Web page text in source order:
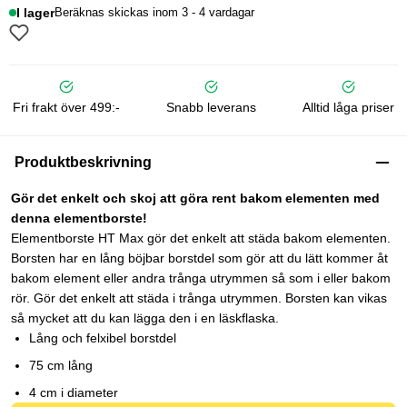
I lagerBeräknas skickas inom 3 - 4 vardagar
Fri frakt över 499:- Snabb leverans Alltid låga priser
Produktbeskrivning
Gör det enkelt och skoj att göra rent bakom elementen med
denna elementborste!
Elementborste HT Max gör det enkelt att städa bakom elementen.
Borsten har en lång böjbar borstdel som gör att du lätt kommer åt
bakom element eller andra trånga utrymmen så som i eller bakom
rör. Gör det enkelt att städa i trånga utrymmen. Borsten kan vikas
så mycket att du kan lägga den i en läskflaska.
Lång och felxibel borstdel
75 cm lång
4 cm i diameter